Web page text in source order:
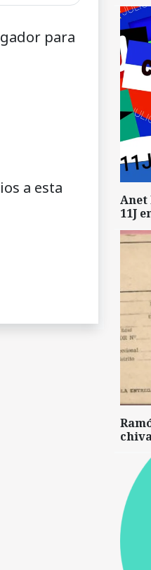
para
a esta
Anet
11J